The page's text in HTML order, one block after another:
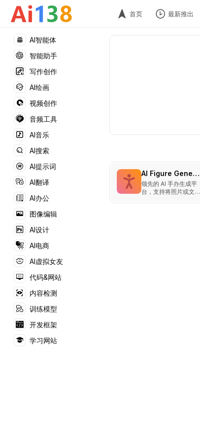
AI智能体
智能助手
写作创作
AI绘画
视频创作
音频工具
AI音乐
AI搜索
AI提示词
AI翻译
AI办公
图像编辑
AI设计
AI电商
AI虚拟女友
代码&网站
内容检测
训练模型
开发框架
学习网站
首页 最新推出
AI Figure Generator
领先的 AI 手办生成平
台，支持将照片或文字